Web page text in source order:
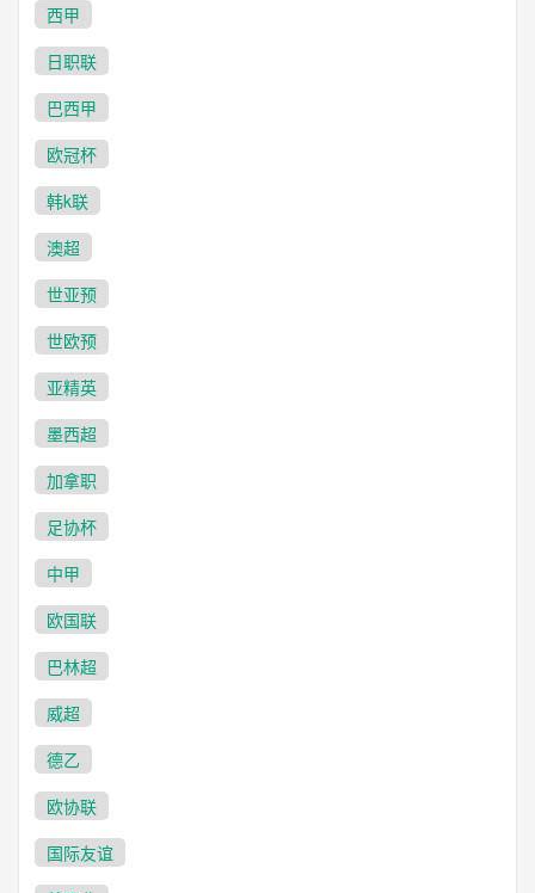
西甲
日职联
巴西甲
欧冠杯
韩k联
澳超
世亚预
世欧预
亚精英
墨西超
加拿职
足协杯
中甲
欧国联
巴林超
威超
德乙
欧协联
国际友谊